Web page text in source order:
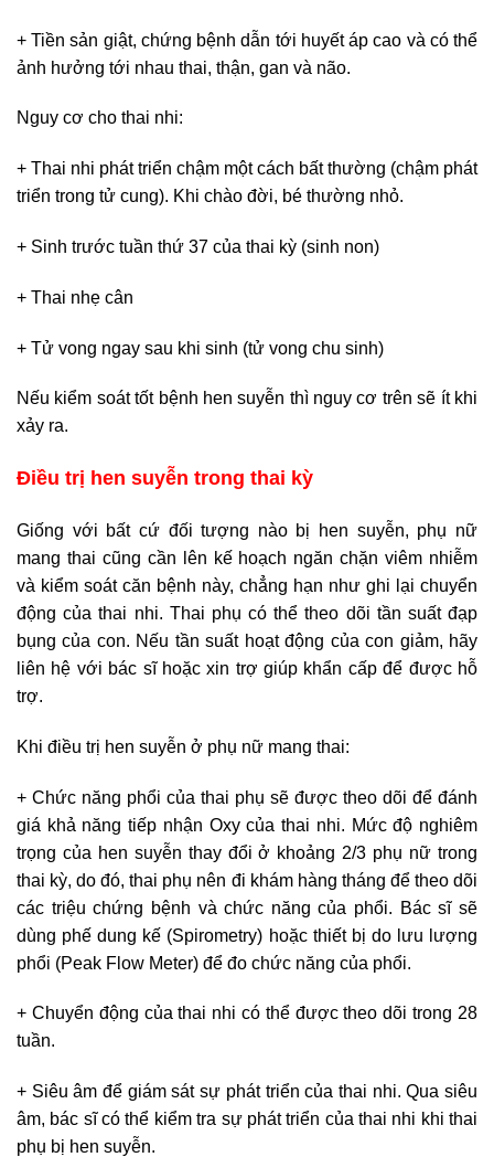
+ Tiền sản giật, chứng bệnh dẫn tới huyết áp cao và có thể
ảnh hưởng tới nhau thai, thận, gan và não.
Nguy cơ cho thai nhi:
+ Thai nhi phát triển chậm một cách bất thường (chậm phát
triển trong tử cung). Khi chào đời, bé thường nhỏ.
+ Sinh trước tuần thứ 37 của thai kỳ (sinh non)
+ Thai nhẹ cân
+ Tử vong ngay sau khi sinh (tử vong chu sinh)
Nếu kiểm soát tốt bệnh hen suyễn thì nguy cơ trên sẽ ít khi
xảy ra.
Điều trị hen suyễn trong thai kỳ
Giống với bất cứ đối tượng nào bị hen suyễn, phụ nữ
mang thai cũng cần lên kế hoạch ngăn chặn viêm nhiễm
và kiểm soát căn bệnh này, chẳng hạn như ghi lại chuyển
động của thai nhi. Thai phụ có thể theo dõi tần suất đạp
bụng của con. Nếu tần suất hoạt động của con giảm, hãy
liên hệ với bác sĩ hoặc xin trợ giúp khẩn cấp để được hỗ
trợ.
Khi điều trị hen suyễn ở phụ nữ mang thai:
+ Chức năng phổi của thai phụ sẽ được theo dõi để đánh
giá khả năng tiếp nhận Oxy của thai nhi. Mức độ nghiêm
trọng của hen suyễn thay đổi ở khoảng 2/3 phụ nữ trong
thai kỳ, do đó, thai phụ nên đi khám hàng tháng để theo dõi
các triệu chứng bệnh và chức năng của phổi. Bác sĩ sẽ
dùng phế dung kế (Spirometry) hoặc thiết bị do lưu lượng
phổi (Peak Flow Meter) để đo chức năng của phổi.
+ Chuyển động của thai nhi có thể được theo dõi trong 28
tuần.
+ Siêu âm để giám sát sự phát triển của thai nhi. Qua siêu
âm, bác sĩ có thể kiểm tra sự phát triển của thai nhi khi thai
phụ bị hen suyễn.